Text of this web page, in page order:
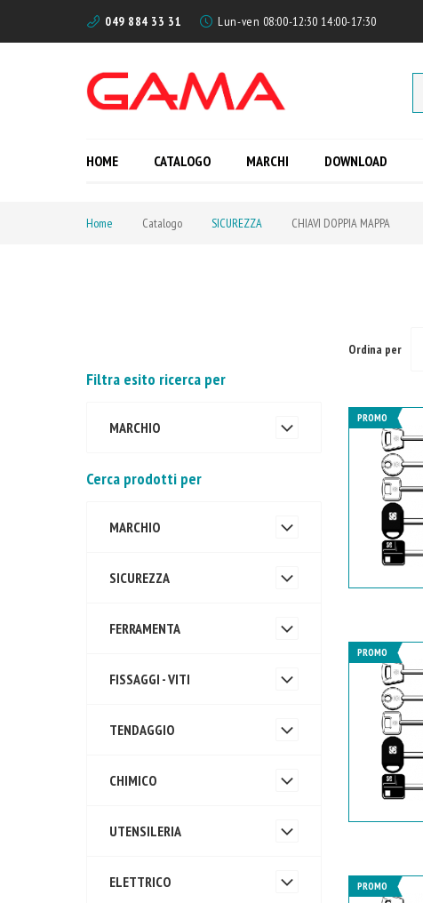
049 884 33 31 Lun-ven 08:00-12:30 14:00-17:30
HOME CATALOGO MARCHI DOWNLOAD
Home Catalogo SICUREZZA CHIAVI DOPPIA MAPPA
Ordina per
PROMO
PROMO
PROMO
Filtra esito ricerca per
MARCHIO
Cerca prodotti per
MARCHIO
SICUREZZA
FERRAMENTA
FISSAGGI - VITI
TENDAGGIO
CHIMICO
UTENSILERIA
ELETTRICO